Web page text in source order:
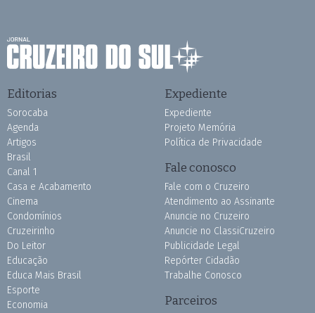
Editorias
Sorocaba
Agenda
Artigos
Brasil
Canal 1
Casa e Acabamento
Cinema
Condomínios
Cruzeirinho
Do Leitor
Educação
Educa Mais Brasil
Esporte
Economia
Expediente
Expediente
Projeto Memória
Política de Privacidade
Fale conosco
Fale com o Cruzeiro
Atendimento ao Assinante
Anuncie no Cruzeiro
Anuncie no ClassiCruzeiro
Publicidade Legal
Repórter Cidadão
Trabalhe Conosco
Parceiros